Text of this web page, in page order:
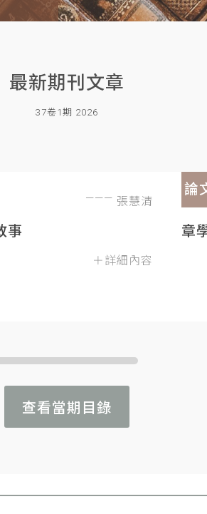
最新期刊文章
37卷1期 2026
張慧清
事
＋詳細內容
論
章
查看當期目錄